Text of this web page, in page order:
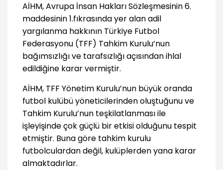
AİHM, Avrupa İnsan Hakları Sözleşmesinin 6.
maddesinin 1.fıkrasında yer alan adil
yargılanma hakkının Türkiye Futbol
Federasyonu (TFF) Tahkim Kurulu’nun
bağımsızlığı ve tarafsızlığı açısından ihlal
edildiğine karar vermiştir.
AİHM, TFF Yönetim Kurulu’nun büyük oranda
futbol kulübü yöneticilerinden oluştuğunu ve
Tahkim Kurulu’nun teşkilatlanması ile
işleyişinde çok güçlü bir etkisi olduğunu tespit
etmiştir. Buna göre tahkim kurulu
futbolculardan değil, kulüplerden yana karar
almaktadırlar.